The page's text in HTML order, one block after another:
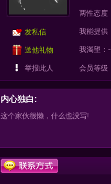
发私信
送他礼物
举报此人
两性态度
我能提供
我渴望：
会员等级
内心独白:
这个家伙很懒，什么也没写!